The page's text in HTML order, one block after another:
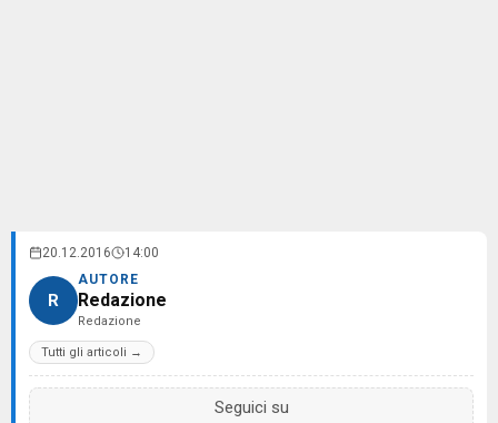
20.12.2016 14:00
R
AUTORE
Redazione
Redazione
Tutti gli articoli →
Seguici su